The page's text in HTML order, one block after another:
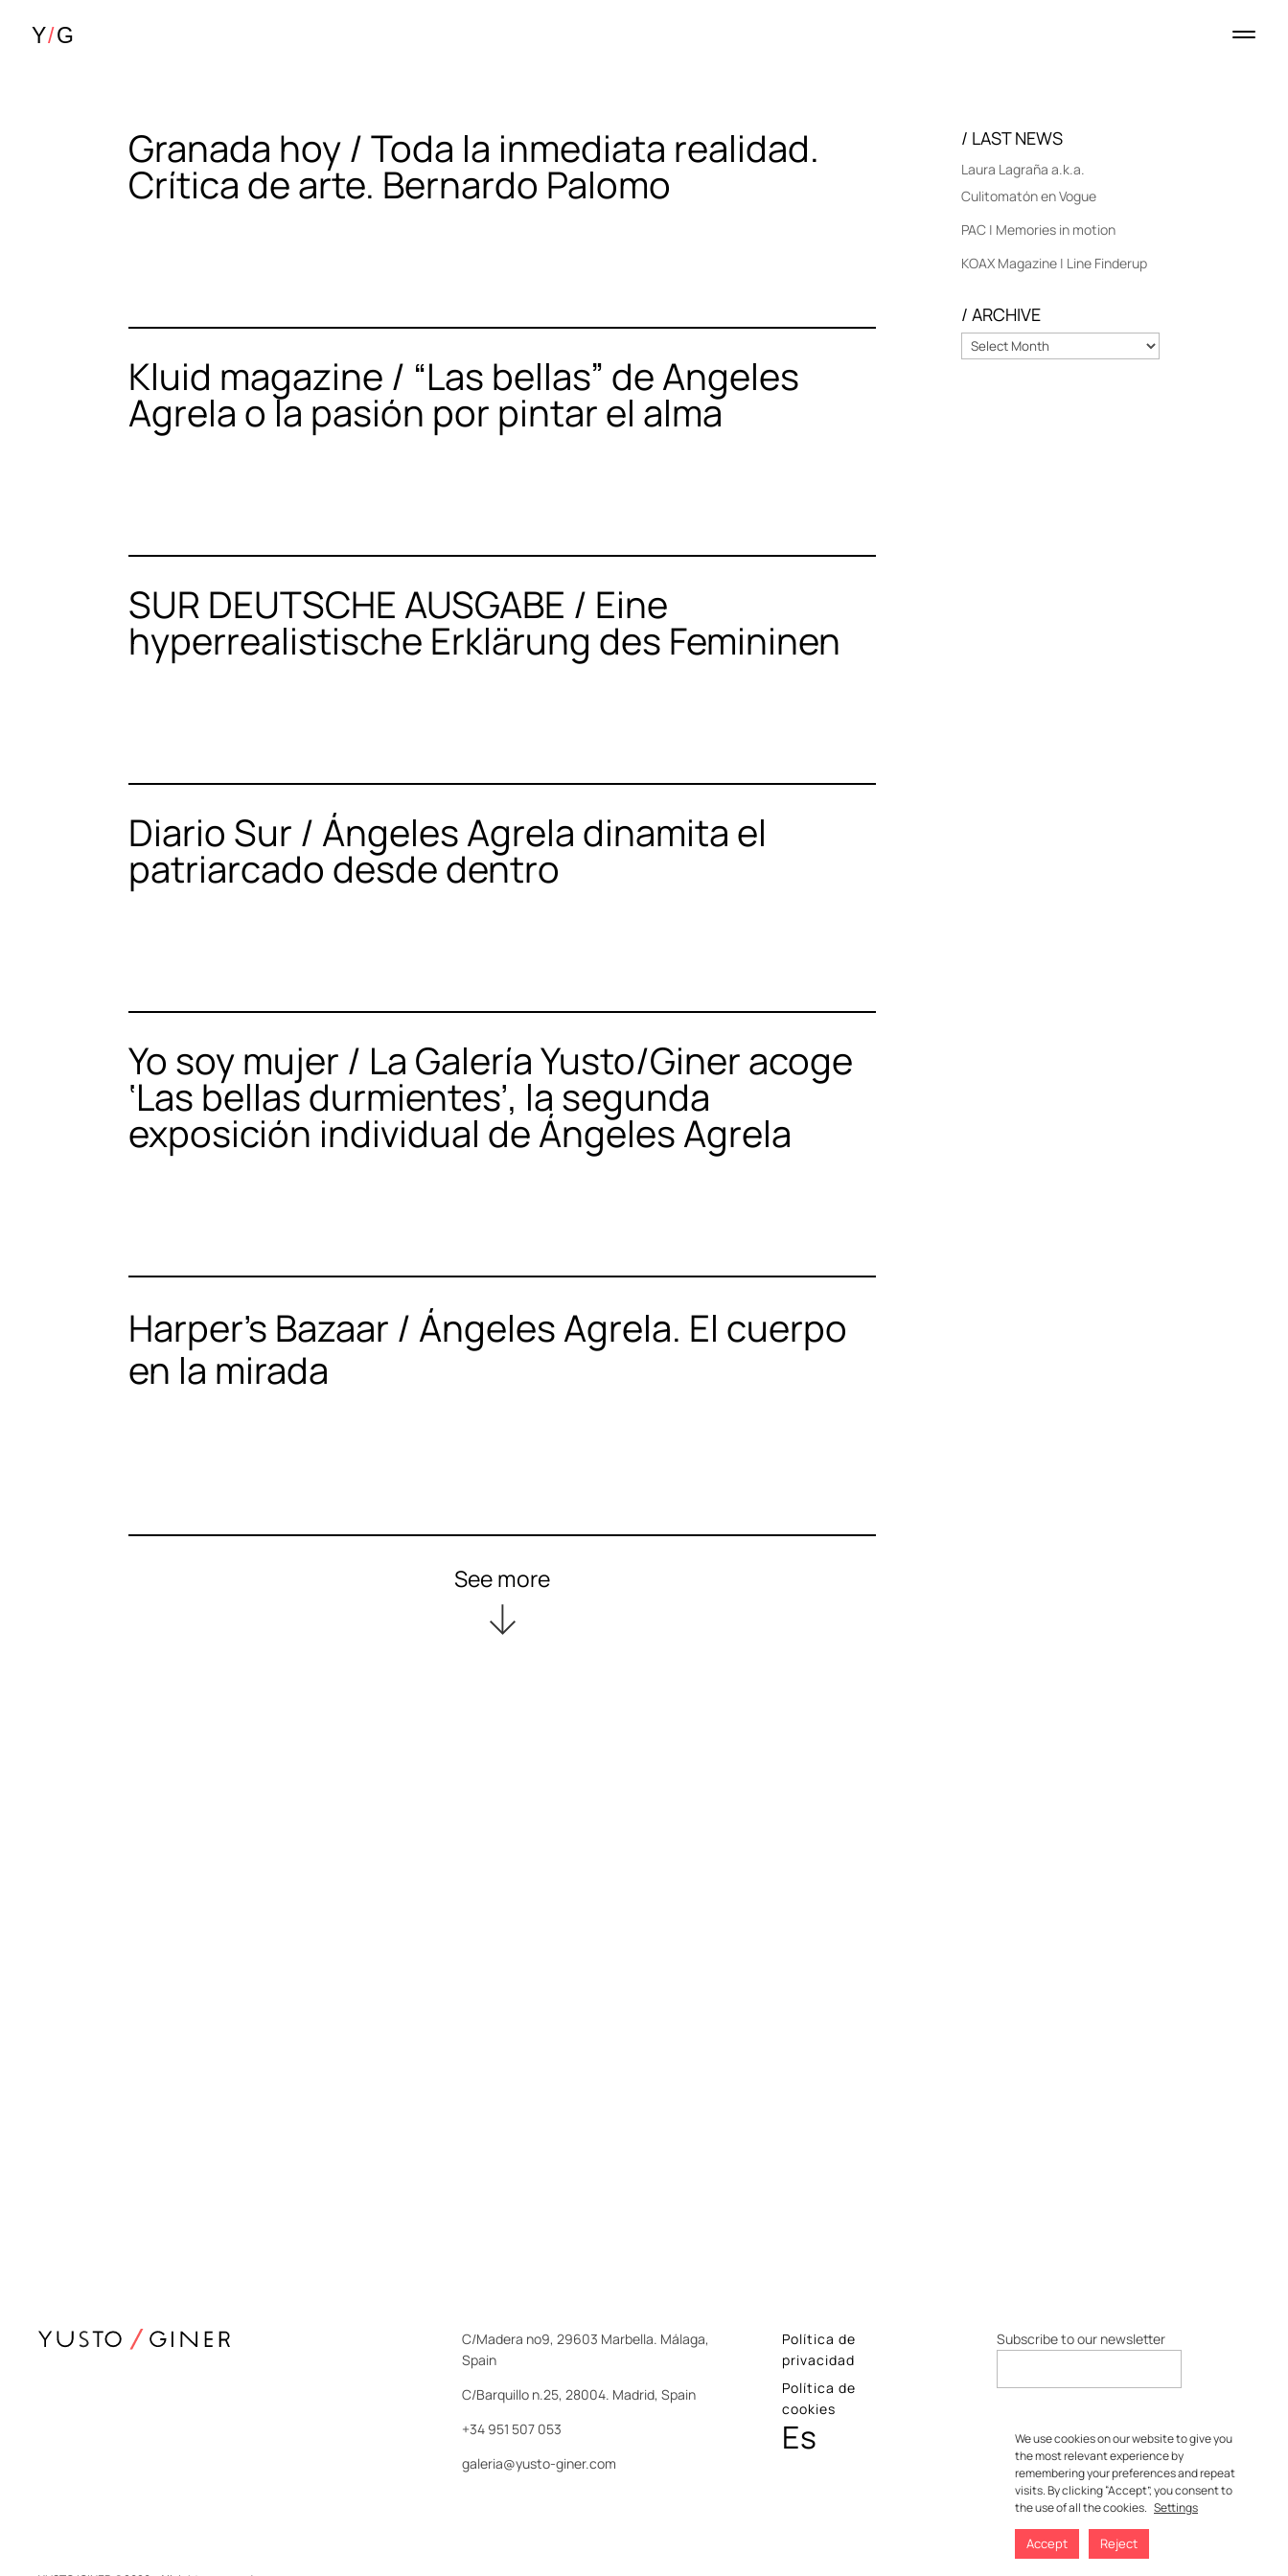
Granada hoy / Toda la inmediata realidad.
Crítica de arte. Bernardo Palomo
Kluid magazine / “Las bellas” de Angeles
Agrela o la pasión por pintar el alma
SUR DEUTSCHE AUSGABE / Eine
hyperrealistische Erklärung des Femininen
Diario Sur / Ángeles Agrela dinamita el
patriarcado desde dentro
Yo soy mujer / La Galería Yusto/Giner acoge
‘Las bellas durmientes’, la segunda
exposición individual de Ángeles Agrela
Harper’s Bazaar / Ángeles Agrela. El cuerpo
en la mirada
/ LAST NEWS
Laura Lagraña a.k.a.
Culitomatón en Vogue
PAC | Memories in motion
KOAX Magazine | Line Finderup
/ ARCHIVE
C/Madera nº9, 29603 Marbella. Málaga,
Spain
C/Barquillo n.25, 28004. Madrid, Spain
+34 951 507 053
galeria@yusto-giner.com
Política de
privacidad
Política de
cookies
Es
Subscribe to our newsletter
We use cookies on our website to give you
the most relevant experience by
remembering your preferences and repeat
visits. By clicking “Accept”, you consent to
the use of all the cookies. Settings
Accept Reject